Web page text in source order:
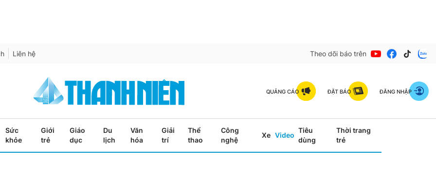
Liên hệ Theo dõi báo trên
QUẢNG CÁO ĐẶT BÁO ĐĂNG NHẬP
Sức
khỏe
Giới
trẻ
Giáo
dục
Du
lịch
Văn
hóa
Giải
trí
Thể
thao
Công
nghệ
Xe Video
Tiêu
dùng
Thời trang
trẻ